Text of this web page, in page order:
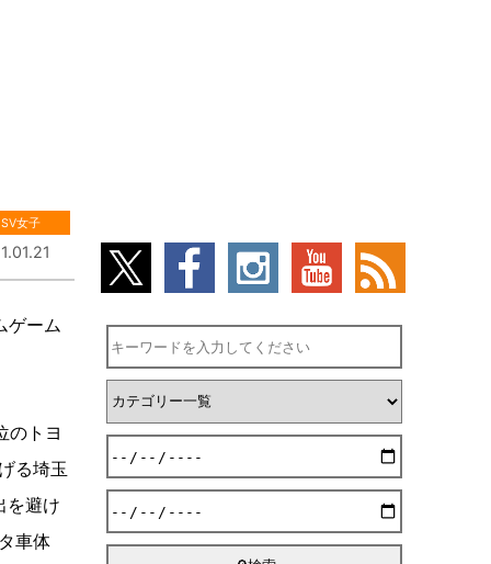
SV女子
ゲーム
のトヨ
る埼玉
を避け
車体